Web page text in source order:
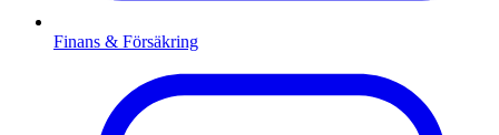
Finans & Försäkring